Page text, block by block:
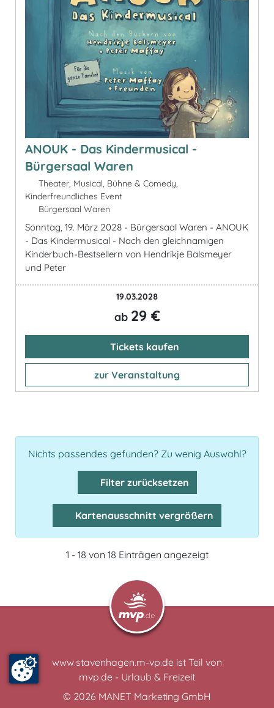
ANOUK - Das Kindermusical -
Bürgersaal Waren
Theater, Musical, Bühne & Comedy,
Kinderfreundliches Event
Bürgersaal Waren
Sonntag, 19. März 2028 - Bürgersaal Waren - ANOUK
- Das Kindermusical - Nach den gleichnamigen
Kinderbuch-Bestsellern von Hendrikje Balsmeyer
und Peter
19.03.2028
ab 29 €
Tickets kaufen
zur Veranstaltung
Nichts passendes gefunden? Zu wenig Auswahl?
Filter zurücksetzen
Kartenausschnitt vergrößern
1 - 18 von 18 Einträgen angezeigt
www.stavenhagen.m-vp.de ist Teil von
mvp.de - Urlaub & Freizeit
© 2026 MANET Marketing GmbH